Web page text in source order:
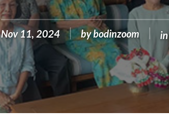
Nov 11, 2024 bybodinzoom in